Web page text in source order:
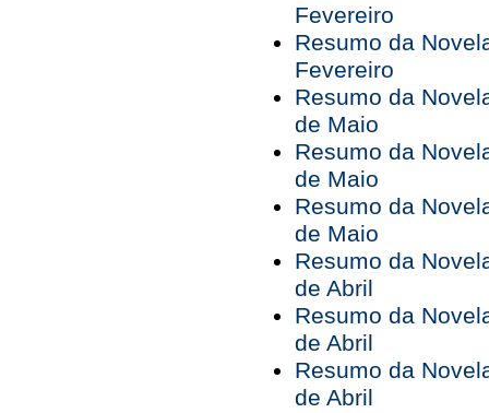
Fevereiro
Resumo da
Fevereiro
Resumo da
de Maio
Resumo da
de Maio
Resumo da
de Maio
Resumo da
de Abril
Resumo da
de Abril
Resumo da
de Abril